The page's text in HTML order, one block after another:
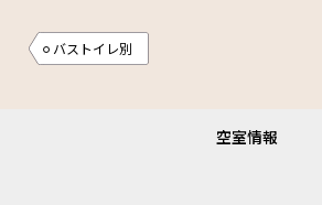
バストイレ別
空室情報